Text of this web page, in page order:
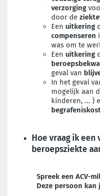
verzorging
door de
Een uitkering
compenseren
was om te
Een uitkering
geval van
In het geval
mogelijk aan
kinderen, … )
Hoe vraag ik
beroepsziekte
Spreek een ACV-
Deze persoon kan